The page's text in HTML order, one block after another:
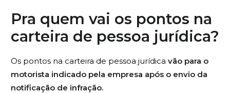
Pra quem vai os pontos na
carteira de pessoa jurídica?
Os pontos na carteira de pessoa jurídica vão para o
motorista indicado pela empresa após o envio da
notificação de infração.